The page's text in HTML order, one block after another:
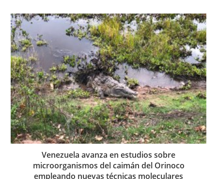
Venezuela avanza en estudios sobre
microorganismos del caimán del Orinoco
empleando nuevas técnicas moleculares